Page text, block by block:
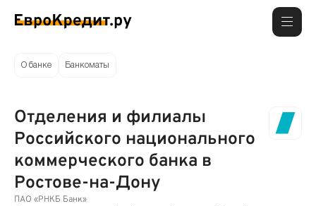
О банке Банкоматы
Отделения и филиалы
Российского национального
коммерческого банка в
Ростове-на-Дону
ПАО «РНКБ Банк»